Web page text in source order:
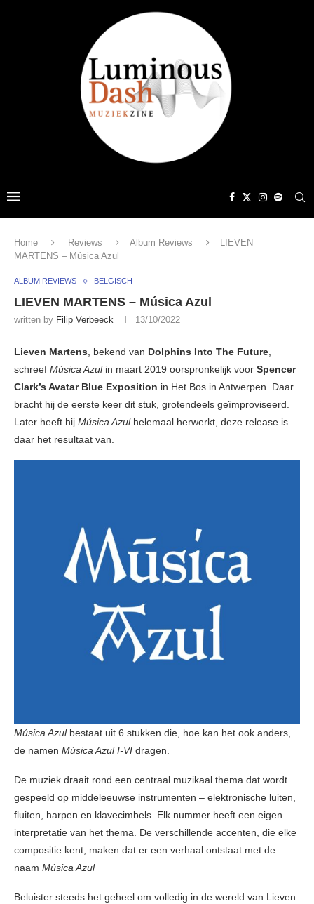
Home Reviews Album Reviews
LIEVEN
MARTENS – Música Azul
ALBUM REVIEWS BELGISCH
LIEVEN MARTENS – Música Azul
written by Filip Verbeeck 13/10/2022
Lieven Martens, bekend van Dolphins Into The Future,
schreef Música Azulin maart 2019 oorspronkelijk voor Spencer
Clark’s Avatar Blue Exposition in Het Bos in Antwerpen. Daar
bracht hij de eerste keer dit stuk, grotendeels geïmproviseerd.
Later heeft hij Música Azulhelemaal herwerkt, deze release is
daar het resultaat van.
Música Azulbestaat uit 6 stukken die, hoe kan het ook anders,
de namen Música Azul I-VI dragen.
De muziek draait rond een ​​centraal muzikaal thema dat wordt
gespeeld op middeleeuwse instrumenten – elektronische luiten,
fluiten, harpen en klavecimbels. Elk nummer heeft een eigen
interpretatie van het thema. De verschillende accenten, die elke
compositie kent, maken dat er een verhaal ontstaat met de
naam Música Azul
Beluister steeds het geheel om volledig in de wereld van Lieven